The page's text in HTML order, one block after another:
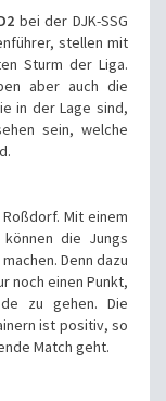
bei der DJK-SSG
stellen mit
Sturm der Liga.
aber auch die
in der Lage sind,
sein, welche
Mit einem
die Jungs
Denn dazu
noch einen Punkt,
zu gehen. Die
ist positiv, so
Match geht.